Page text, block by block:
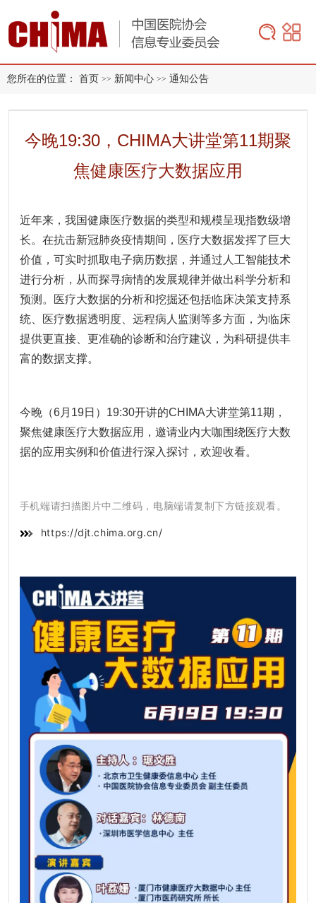
您所在的位置： 首页 >> 新闻中心 >> 通知公告
今晚19:30，CHIMA大讲堂第11期聚
焦健康医疗大数据应用
近年来，我国健康医疗数据的类型和规模呈现指数级增
长。在抗击新冠肺炎疫情期间，医疗大数据发挥了巨大
价值，可实时抓取电子病历数据，并通过人工智能技术
进行分析，从而探寻病情的发展规律并做出科学分析和
预测。医疗大数据的分析和挖掘还包括临床决策支持系
统、医疗数据透明度、远程病人监测等多方面，为临床
提供更直接、更准确的诊断和治疗建议，为科研提供丰
富的数据支撑。
今晚（6月19日 ）19:30开讲的CHIMA大讲堂第11期，
聚焦健康医疗大数据应用，邀请业内大咖围绕医疗大数
据的应用实例和价值进行深入探讨，欢迎收看。
手机端请扫描图片中二维码， 电脑端请复制下方链接观看。
https://djt.chima.org.cn/